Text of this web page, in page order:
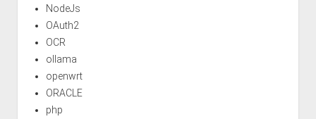
NodeJs
OAuth2
OCR
ollama
openwrt
ORACLE
php